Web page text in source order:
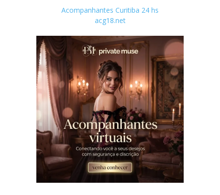
Acompanhantes Curitiba 24 hs
acg18.net